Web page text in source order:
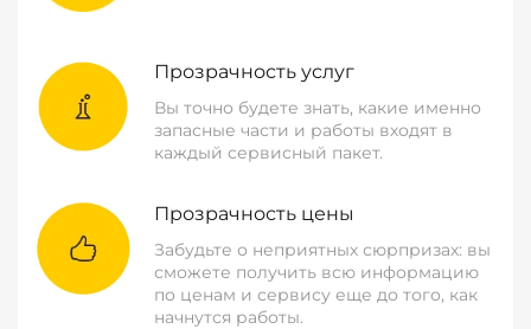
Прозрачность услуг
Вы точно будете знать, какие именно
запасные части и работы входят в
каждый сервисный пакет.
Прозрачность цены
Забудьте о неприятных сюрпризах: вы
сможете получить всю информацию
по ценам и сервису еще до того, как
начнутся работы.